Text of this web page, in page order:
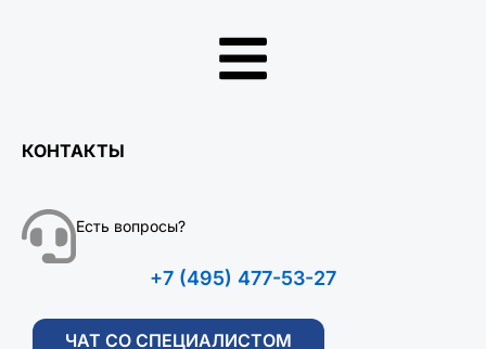
КОНТАКТЫ
Есть вопросы?
+7 (495) 477-53-27
ЧАТ СО СПЕЦИАЛИСТОМ